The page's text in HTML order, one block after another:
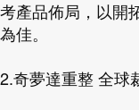
考產品佈局，以開
為佳。
2.奇夢達重整 全球